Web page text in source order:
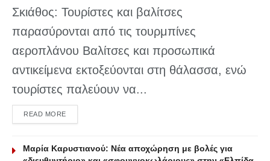
Σκιάθος: Τουρίστες και βαλίτσες
παρασύρονται από τις τουρμπίνες
αεροπλάνου Βαλίτσες και προσωπικά
αντικείμενα εκτοξεύονται στη θάλασσα, ενώ
τουρίστες παλεύουν να...
READ MOREDETAILS
Μαρία Καρυστιανού: Νέα αποχώρηση με βολές για